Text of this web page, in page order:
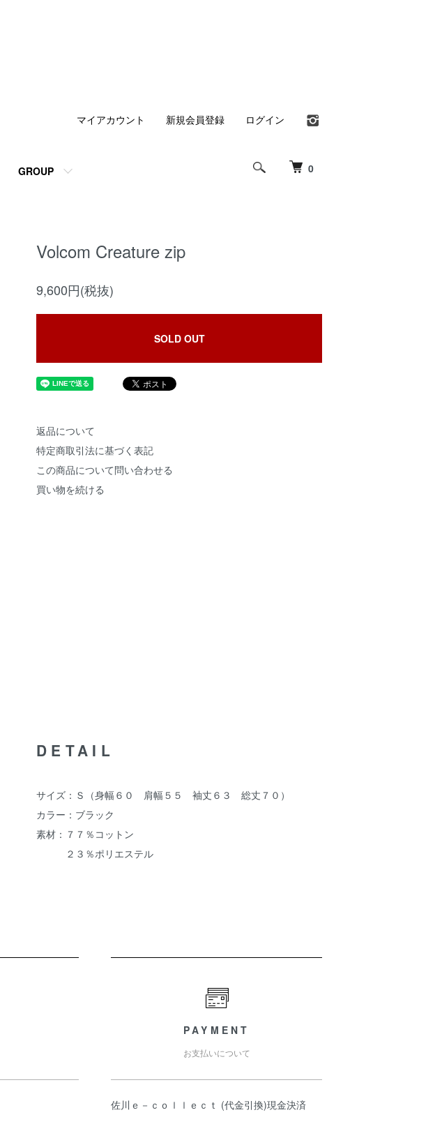
0
GROUP
マイアカウント 新規会員登録 ログイン
Volcom Creature zip
9,600円(税抜)
SOLD OUT
返品について
特定商取引法に基づく表記
この商品について問い合わせる
買い物を続ける
DETAIL
サイズ：Ｓ（身幅６０ 肩幅５５ 袖丈６３ 総丈７０）
カラー：ブラック
素材：７７％コットン
２３％ポリエステル
PAYMENT
お支払いについて
佐川ｅ－ｃｏｌｌｅｃｔ (代金引換)現金決済